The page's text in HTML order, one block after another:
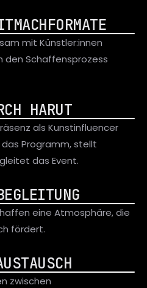
mit Künstler:innen
den Schaffensprozess
HARUT
als Kunstinfluencer
Programm, stellt
das Event.
eine Atmosphäre, die
fördert.
zwischen